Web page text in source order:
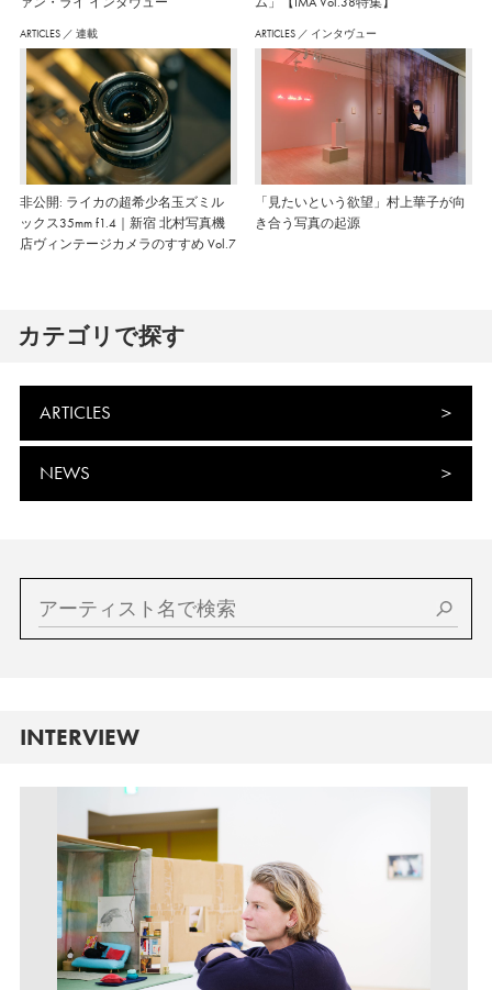
ARTICLES ／ 連載
非公開: ライカの超希少名玉ズミル
ックス35mm f1.4｜新宿 北村写真機
店ヴィンテージカメラのすすめ Vol.7
ARTICLES ／ インタヴュー
「見たいという欲望」村上華子が向
き合う写真の起源
カテゴリで探す
ARTICLES
NEWS
INTERVIEW